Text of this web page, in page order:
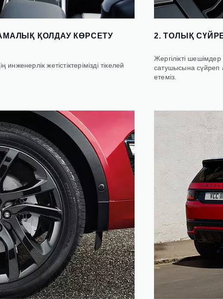
ҚОЛДАУ КӨРСЕТУ
жетістіктерімізді тікелей
2. ТОЛЫҚ
Жергілікті
сатушысына сүйреп
етеміз.